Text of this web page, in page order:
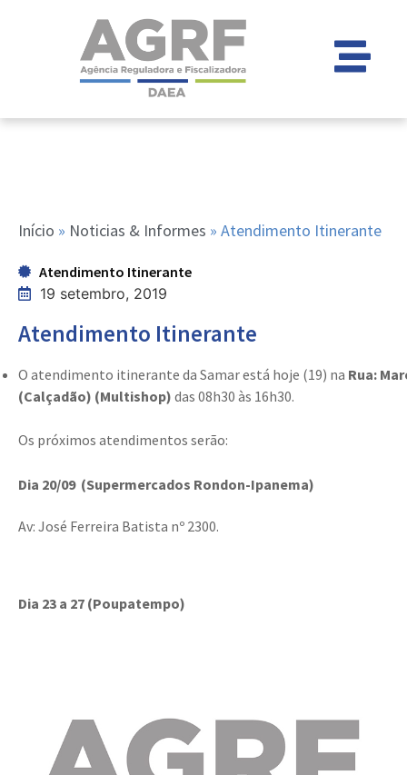
Início » Noticias & Informes » Atendimento Itinerante
Atendimento Itinerante
19 setembro, 2019
Atendimento Itinerante
O atendimento itinerante da Samar está hoje (19) na Rua:
(Calçadão) (Multishop) das 08h30 às 16h30.
Os próximos atendimentos serão:
Dia 20/09 (Supermercados Rondon-Ipanema)
Av: José Ferreira Batista nº 2300.
Dia 23 a 27 (Poupatempo)